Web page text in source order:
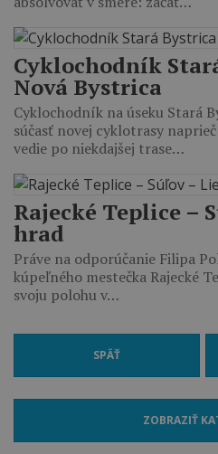
Cyklochodník
Nová Bystrica
Cyklochodník na úseku Stará
súčasť novej cyklotrasy
vedie po niekdajšej trase…
Rajecké Teplice –
hrad
Práve na odporúčanie Filipa
kúpeľného mestečka Rajecké
svoju polohu v…
SPÄŤ
ZOBRAZIŤ